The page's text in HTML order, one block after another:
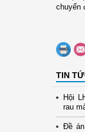
chuyển
TIN
Hội
rau
Đề